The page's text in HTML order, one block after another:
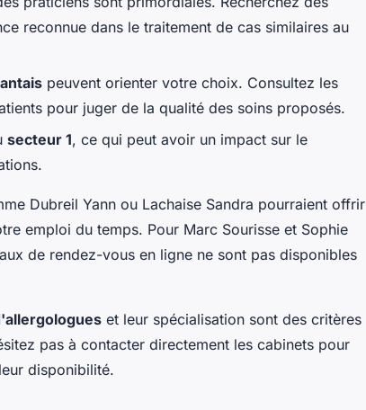
reconnue dans le traitement de cas similaires au
peuvent orienter votre choix. Consultez les
pour juger de la qualité des soins proposés.
secteur 1, ce qui peut avoir un impact sur le
Dubreil Yann ou Lachaise Sandra pourraient offrir
emploi du temps. Pour Marc Sourisse et Sophie
de rendez-vous en ligne ne sont pas disponibles
et leur spécialisation sont des critères
pas à contacter directement les cabinets pour
disponibilité.